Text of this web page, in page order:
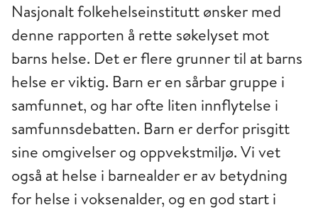
Nasjonalt folkehelseinstitutt ønsker med
denne rapporten å rette søkelyset mot
barns helse. Det er flere grunner til at barns
helse er viktig. Barn er en sårbar gruppe i
samfunnet, og har ofte liten innflytelse i
samfunnsdebatten. Barn er derfor prisgitt
sine omgivelser og oppvekstmiljø. Vi vet
også at helse i barnealder er av betydning
for helse i voksenalder, og en god start i